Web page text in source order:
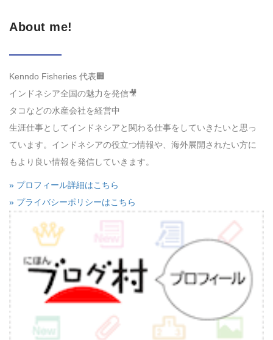
About me!
Kenndo Fisheries 代表🏢
インドネシア全国の魅力を発信🎥
タコなどの水産会社を経営中
生涯仕事としてインドネシアと関わる仕事をしていきたいと思っ
ています。インドネシアの役立つ情報や、海外展開されたい方に
もより良い情報を発信していきます。
» プロフィール詳細はこちら
» プライバシーポリシーはこちら